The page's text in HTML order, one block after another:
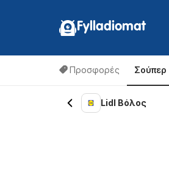
Fylladiomat
Προσφορές
Lidl Βόλος